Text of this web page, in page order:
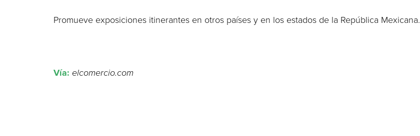
Promueve exposiciones itinerantes en otros países y en los estados de la República Mexicana.
Vía:elcomercio.com